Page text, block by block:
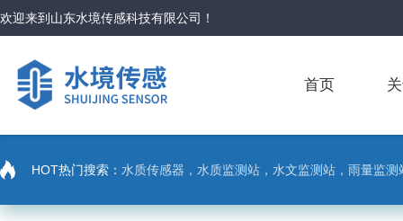
欢迎来到 山东水境传感科技有限公司 ！
首页
HOT热门搜索： 水质传感器，水质监测站，水文监测站，雨量监